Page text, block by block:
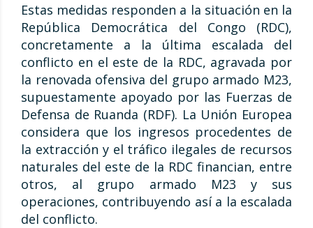
Estas medidas responden a la situación en la
República Democrática del Congo (RDC),
concretamente a la última escalada del
conflicto en el este de la RDC, agravada por
la renovada ofensiva del grupo armado M23,
supuestamente apoyado por las Fuerzas de
Defensa de Ruanda (RDF). La Unión Europea
considera que los ingresos procedentes de
la extracción y el tráfico ilegales de recursos
naturales del este de la RDC financian, entre
otros, al grupo armado M23 y sus
operaciones, contribuyendo así a la escalada
del conflicto.